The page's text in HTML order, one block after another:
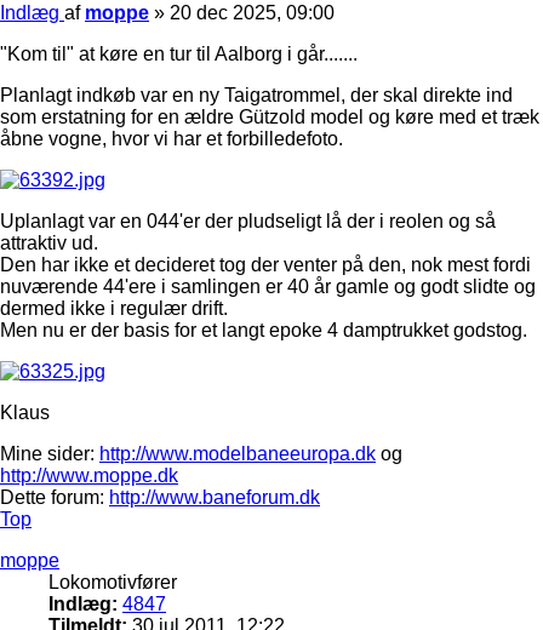
Indlæg af moppe » 20 dec 2025, 09:00
"Kom til" at køre en tur til Aalborg i går.......
Planlagt indkøb var en ny Taigatrommel, der skal direkte ind
som erstatning for en ældre Gützold model og køre med et træk
åbne vogne, hvor vi har et forbilledefoto.
Uplanlagt var en 044'er der pludseligt lå der i reolen og så
attraktiv ud.
Den har ikke et decideret tog der venter på den, nok mest fordi
nuværende 44'ere i samlingen er 40 år gamle og godt slidte og
dermed ikke i regulær drift.
Men nu er der basis for et langt epoke 4 damptrukket godstog.
Klaus
Mine sider: http://www.modelbaneeuropa.dk og
http://www.moppe.dk
Dette forum: http://www.baneforum.dk
Top
moppe
Lokomotivfører
Indlæg: 4847
Tilmeldt: 30 jul 2011, 12:22